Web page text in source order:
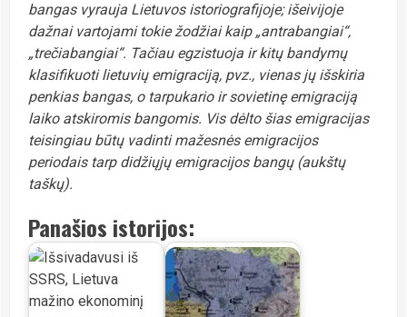
bangas vyrauja Lietuvos istoriografijoje; išeivijoje
dažnai vartojami tokie žodžiai kaip „antrabangiai“,
„trečiabangiai“. Tačiau egzistuoja ir kitų bandymų
klasifikuoti lietuvių emigraciją, pvz., vienas jų išskiria
penkias bangas, o tarpukario ir sovietinę emigraciją
laiko atskiromis bangomis. Vis dėlto šias emigracijas
teisingiau būtų vadinti mažesnės emigracijos
periodais tarp didžiųjų emigracijos bangų (aukštų
taškų).
Panašios istorijos: